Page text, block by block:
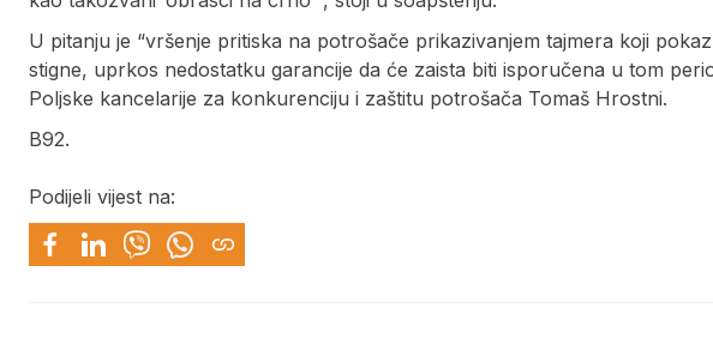
U pitanju je “vršenje pritiska na potrošače prikazivanjem tajmera koji
stigne, uprkos nedostatku garancije da će zaista biti isporučena u tom
Poljske kancelarije za konkurenciju i zaštitu potrošača Tomaš Hrostni.
B92.
Podijeli vijest na: